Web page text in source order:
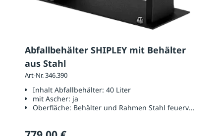
Abfallbehälter SHIPLEY mit Behälter
aus Stahl
Art-Nr. 346.390
Inhalt Abfallbehälter: 40 Liter
mit Ascher: ja
Oberfläche: Behälter und Rahmen Stahl feuerverzinkt